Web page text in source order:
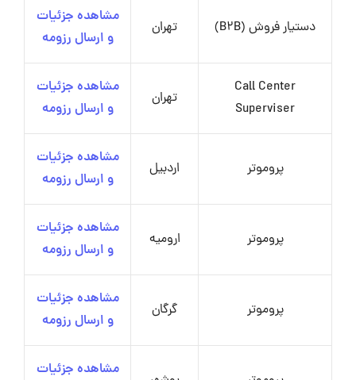
دستیار فروش (B2B) تهران
مشاهده جزئیات
و ارسال رزومه
Call Center
Superviser
تهران
مشاهده جزئیات
و ارسال رزومه
پروموتر اردبیل
مشاهده جزئیات
و ارسال رزومه
پروموتر ارومیه
مشاهده جزئیات
و ارسال رزومه
پروموتر گرگان
مشاهده جزئیات
و ارسال رزومه
مشاهده جزئیات